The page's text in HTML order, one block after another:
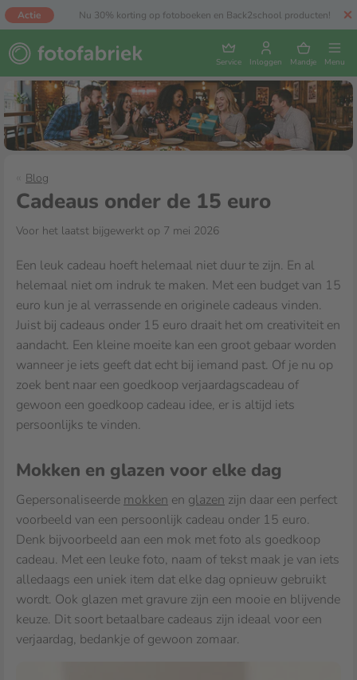
Actie Nu 30% korting op fotoboeken en Back2school producten!
Service Inloggen Mandje Menu
Blog
Cadeaus onder de 15 euro
Voor het laatst bijgewerkt op 7 mei 2026
Een leuk cadeau hoeft helemaal niet duur te zijn. En al
helemaal niet om indruk te maken. Met een budget van 15
euro kun je al verrassende en originele cadeaus vinden.
Juist bij cadeaus onder 15 euro draait het om creativiteit en
aandacht. Een kleine moeite kan een groot gebaar worden
wanneer je iets geeft dat echt bij iemand past. Of je nu op
zoek bent naar een goedkoop verjaardagscadeau of
gewoon een goedkoop cadeau idee, er is altijd iets
persoonlijks te vinden.
Mokken en glazen voor elke dag
Gepersonaliseerde mokken en glazen zijn daar een perfect
voorbeeld van een persoonlijk cadeau onder 15 euro.
Denk bijvoorbeeld aan een mok met foto als goedkoop
cadeau. Met een leuke foto, naam of tekst maak je van iets
alledaags een uniek item dat elke dag opnieuw gebruikt
wordt. Ook glazen met gravure zijn een mooie en blijvende
keuze. Dit soort betaalbare cadeaus zijn ideaal voor een
verjaardag, bedankje of gewoon zomaar.